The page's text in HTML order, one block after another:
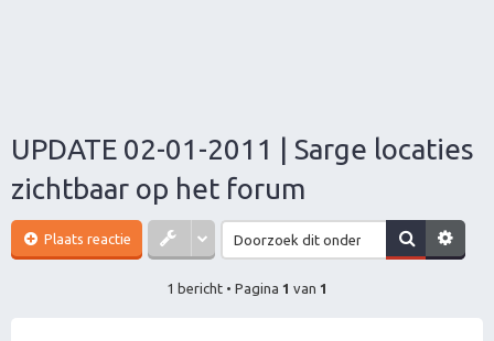
UPDATE 02-01-2011 | Sarge locaties
zichtbaar op het forum
Plaats reactie
1 bericht • Pagina 1 van 1